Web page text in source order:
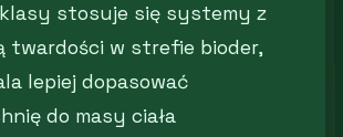
stosuje się systemy z
twardości w strefie bioder,
lepiej dopasować
do masy ciała